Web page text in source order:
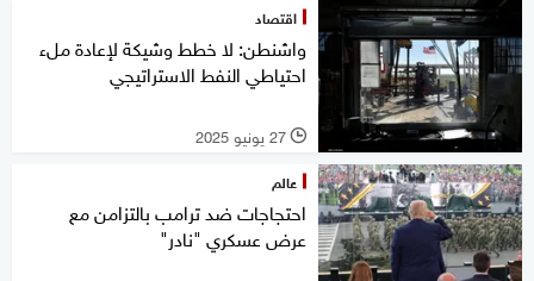
اقتصاد
واشنطن: لا خطط وشيكة لإعادة ملء
احتياطي النفط الاستراتيجي
l 27 يونيو 2025
عالم
احتجاجات ضد ترامب بالتزامن مع
عرض عسكري "نادر"